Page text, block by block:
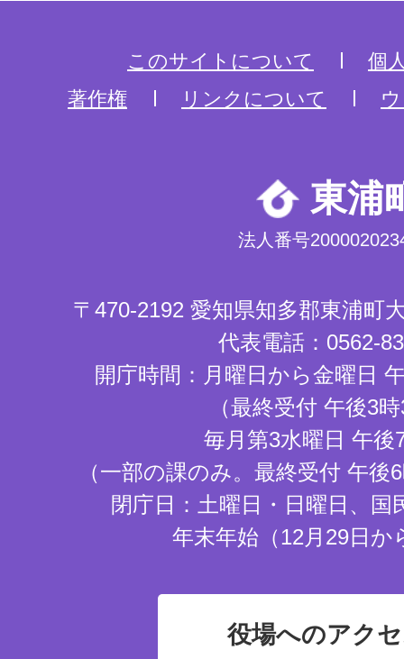
このサイトについて
個
著作権
リンクについて
東浦
法人番号
〒470-2192 愛知県知多郡東浦町
代表電話：0562-
開庁時間：月曜日から金曜日
（最終受付 午後3
毎月第3水曜日 午後
（一部の課のみ。最終受付 午
閉庁日：土曜日・日曜日、国
年末年始（12月29日か
役場へのアク